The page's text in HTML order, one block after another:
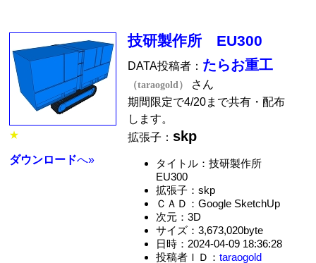
★
ダウンロードへ»
技研製作所 EU300
DATA投稿者： たらお重工
（taraogold）
さん
期間限定で4/20まで共有・配布
します。
拡張子：skp
タイトル：技研製作所
EU300
拡張子：skp
ＣＡＤ：Google SketchUp
次元：3D
サイズ：3,673,020byte
日時：2024-04-09 18:36:28
投稿者ＩＤ： taraogold